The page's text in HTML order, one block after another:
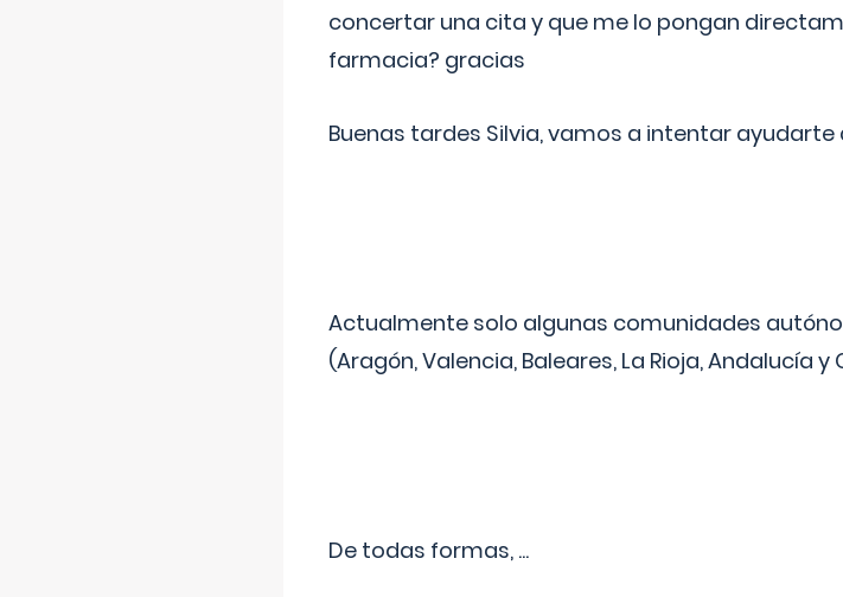
concertar una cita y que me lo pongan
farmacia? gracias
Buenas tardes Silvia, vamos a intentar
Actualmente solo algunas comunidades
(Aragón, Valencia, Baleares, La Rioja, Andalucía
De todas formas, ...